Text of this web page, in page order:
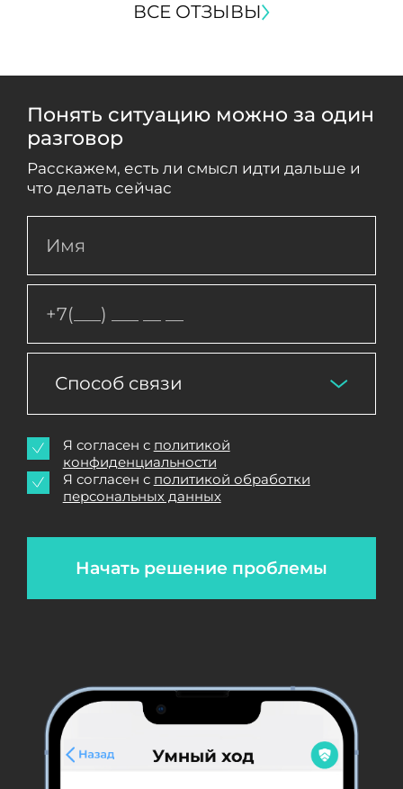
ВСЕ ОТЗЫВЫ
Понять ситуацию можно за один
разговор
Расскажем, есть ли смысл идти дальше и
что делать сейчас
Способ связи
Начать решение проблемы
Я согласен с политикой
конфиденциальности
Я согласен с политикой обработки
персональных данных